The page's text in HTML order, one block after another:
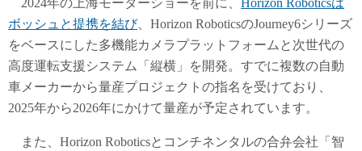
2024年の上海モーターショーを前に、 Horizon Roboticsは
ボッシュと提携を結び、Horizon RoboticsのJourney6シリーズ
をベースにした多機能カメラプラットフォームと次世代の
高度運転支援システム「縦横」を開発。すでに複数の自動
車メーカーから量産プロジェクトの指名を受けており、
2025年から2026年にかけて量産が予定されています。
また、Horizon Roboticsとコンチネンタルの合弁会社「智